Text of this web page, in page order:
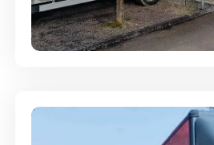
Entsorgung & Räumung